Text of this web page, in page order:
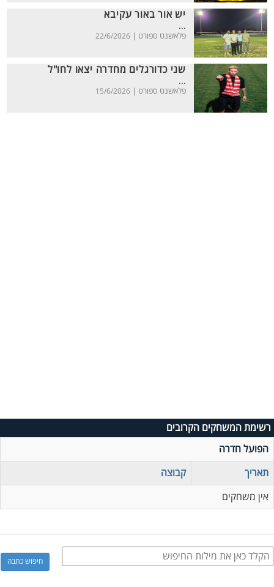
יש אור באור עקיבא
...
פלאשנט ספורט | 22/6/2026
שני כדורגלים מחדרה יצאו לחו"ל
...
פלאשנט ספורט | 15/6/2026
רשימת המשחקים הקרובים
הפועל חדרה
תאריך
קבוצה
אין משחקים